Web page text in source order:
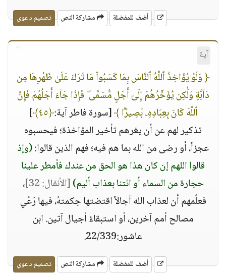
أضف للمفضلة مشاركة النص تصميم دعوي
آية
﴿ وَلَوْ يُؤَاخِذُ ٱللَّهُ ٱلنَّاسَ بِمَا كَسَبُوا۟ مَا تَرَكَ عَلَىٰ ظَهْرِهَا مِن
دَآبَّةٍ وَلَٰكِن يُؤَخِّرُهُمْ إِلَىٰٓ أَجَلٍ مُّسَمًّى ۖ فَإِذَا جَآءَ أَجَلُهُمْ فَإِنَّ
ٱللَّهَ كَانَ بِعِبَادِهِۦ بَصِيرًۢا ﴾[سورة فاطر آية:﴿٤٥﴾
]
تذكير لهم عن أن يغرهم تأخير المؤاخذة؛ فيحسبوه
عجزاً، أو رضى من الله بما هم فيه؛ فهم الذين قالوا:(وإذ
قالوا اللهم إن كان هذا هو الحق من عندك فأمطر علينا
حجارة من السماء أو ائتنا بعذاب أليم)[الأنفال: 32]
،
فعلَّمهم أن لعذاب الله آجالاً اقتضتها حِكمتهُ، فيها رَعْي
مصالح أمم آخرين، أو استبقاءُ أجيال آتين. ابن
عاشور:22/339.
أضف للمفضلة مشاركة النص تصميم دعوي